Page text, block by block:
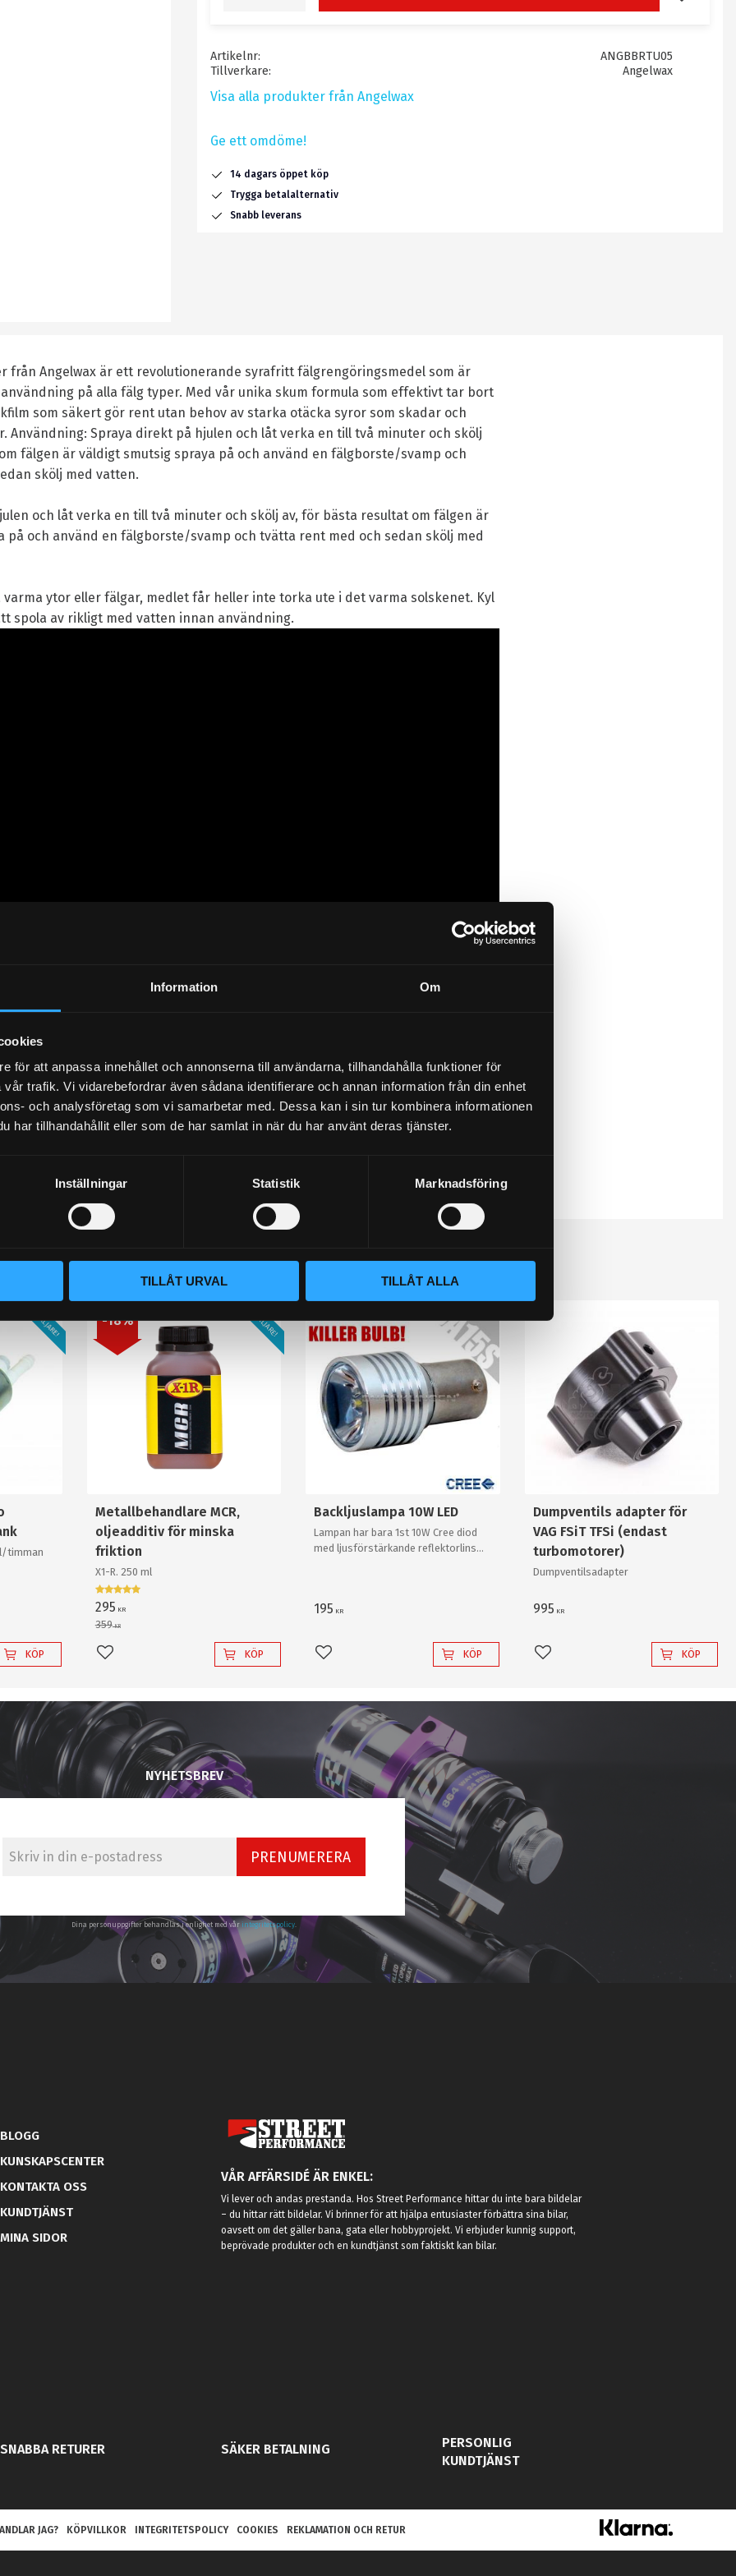
Information Om
för att anpassa innehållet och annonserna till användarna, tillhandahålla funktioner för
trafik. Vi vidarebefordrar även sådana identifierare och annan information från din enhet
och analysföretag som vi samarbetar med. Dessa kan i sin tur kombinera informationen
har tillhandahållit eller som de har samlat in när du har använt deras tjänster.
Inställningar Statistik Marknadsföring
TILLÅT URVAL TILLÅT ALLA
Artikelnr
ANGBBRTU05
Tillverkare
Angelwax
Visa alla produkter från Angelwax
Ge ett omdöme!
14 dagars öppet köp
Trygga betalalternativ
Snabb leverans
från Angelwax är ett revolutionerande syrafritt fälgrengöringsmedel som är
på alla fälg typer. Med vår unika skum formula som effektivt tar bort
som säkert gör rent utan behov av starka otäcka syror som skadar och
Användning: Spraya direkt på hjulen och låt verka en till två minuter och skölj
fälgen är väldigt smutsig spraya på och använd en fälgborste/svamp och
skölj med vatten.
och låt verka en till två minuter och skölj av, för bästa resultat om fälgen är
på och använd en fälgborste/svamp och tvätta rent med och sedan skölj med
varma ytor eller fälgar, medlet får heller inte torka ute i det varma solskenet. Kyl
spola av rikligt med vatten innan användning.
ett omdöme.
Populära produkter
timman
STORSÄLJARE!
KÖP
Metallbehandlare MCR,
oljeadditiv för minska
friktion
X1-R. 250 ml
295 KR
359KR
18% STORSÄLJARE!
Lägg till i favoriter KÖP
Backljuslampa 10W LED
Lampan har bara 1st 10W Cree diod
med ljusförstärkande reflektorlins
195 KR
Lägg till i favoriter KÖP
Dumpventils adapter för
VAG FSiT TFSi (endast
turbomotorer)
Dumpventilsadapter
995 KR
Lägg till i favoriter KÖP
NYHETSBREV
PRENUMERERA
Dina personuppgifter behandlas i enlighet med vår integritetspolicy
BLOGG
KUNSKAPSCENTER
KONTAKTA OSS
KUNDTJÄNST
MINA SIDOR
VÅR AFFÄRSIDÉ ÄR ENKEL:
Vi lever och andas prestanda. Hos Street Performance hittar du inte bara bildelar
– du hittar rätt bildelar. Vi brinner för att hjälpa entusiaster förbättra sina bilar,
oavsett om det gäller bana, gata eller hobbyprojekt. Vi erbjuder kunnig support,
beprövade produkter och en kundtjänst som faktiskt kan bilar.
SNABBA RETURER SÄKER BETALNING
PERSONLIG
KUNDTJÄNST
JAG? KÖPVILLKOR INTEGRITETSPOLICY COOKIES REKLAMATION OCH RETUR